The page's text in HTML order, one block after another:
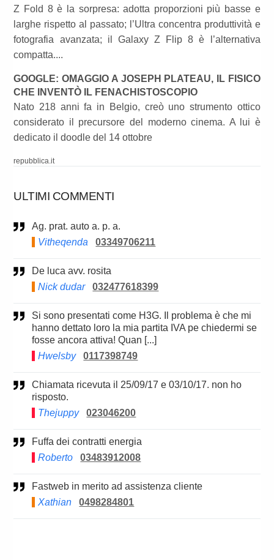
Z Fold 8 è la sorpresa: adotta proporzioni più basse e
larghe rispetto al passato; l’Ultra concentra produttività e
fotografia avanzata; il Galaxy Z Flip 8 è l’alternativa
compatta....
GOOGLE: OMAGGIO A JOSEPH PLATEAU, IL FISICO
CHE INVENTÒ IL FENACHISTOSCOPIO
Nato 218 anni fa in Belgio, creò uno strumento ottico
considerato il precursore del moderno cinema. A lui è
dedicato il doodle del 14 ottobre
repubblica.it
ULTIMI COMMENTI
Ag. prat. auto a. p. a.
Vitheqenda
03349706211
De luca avv. rosita
Nick dudar
032477618399
Si sono presentati come H3G. Il problema è che mi
hanno dettato loro la mia partita IVA pe chiedermi se
fosse ancora attiva! Quan [...]
Hwelsby
0117398749
Chiamata ricevuta il 25/09/17 e 03/10/17. non ho
risposto.
Thejuppy
023046200
Fuffa dei contratti energia
Roberto
03483912008
Fastweb in merito ad assistenza cliente
Xathian
0498284801